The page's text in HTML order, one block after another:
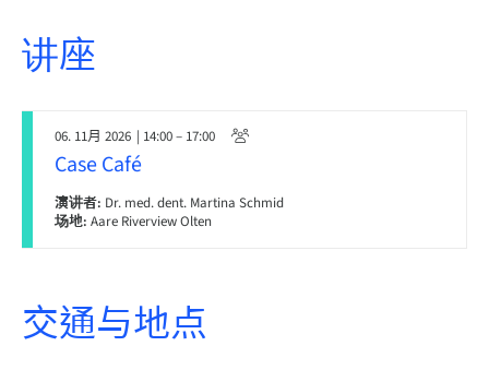
讲座
06. 11月 2026 | 14:00 – 17:00
Case Café
演讲者: Dr. med. dent. Martina Schmid
场地: Aare Riverview Olten
交通与地点